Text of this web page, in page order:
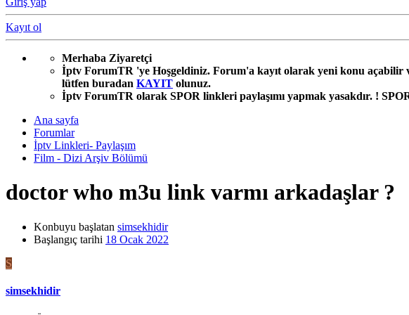
Kayıt ol
Merhaba Ziyaretçi
İptv ForumTR 'ye Hoşgeldiniz. Forum'a kayıt olarak yeni konu
lütfen buradan KAYIT olunuz.
İptv ForumTR olarak SPOR linkleri paylaşımı yapmak yasakdır. !
Ana sayfa
Forumlar
İptv Linkleri- Paylaşım
Film - Dizi Arşiv Bölümü
doctor who m3u link varmı arkadaşlar ?
Konbuyu başlatan simsekhidir
Başlangıç tarihi 18 Ocak 2022
S
simsekhidir